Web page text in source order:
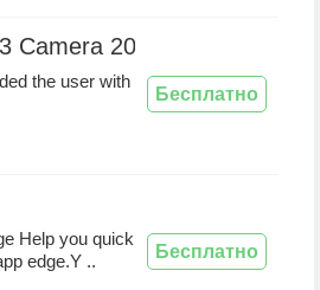
Camera 2020
the user with
Бесплатно
Help you quick
edge.Y ..
Бесплатно